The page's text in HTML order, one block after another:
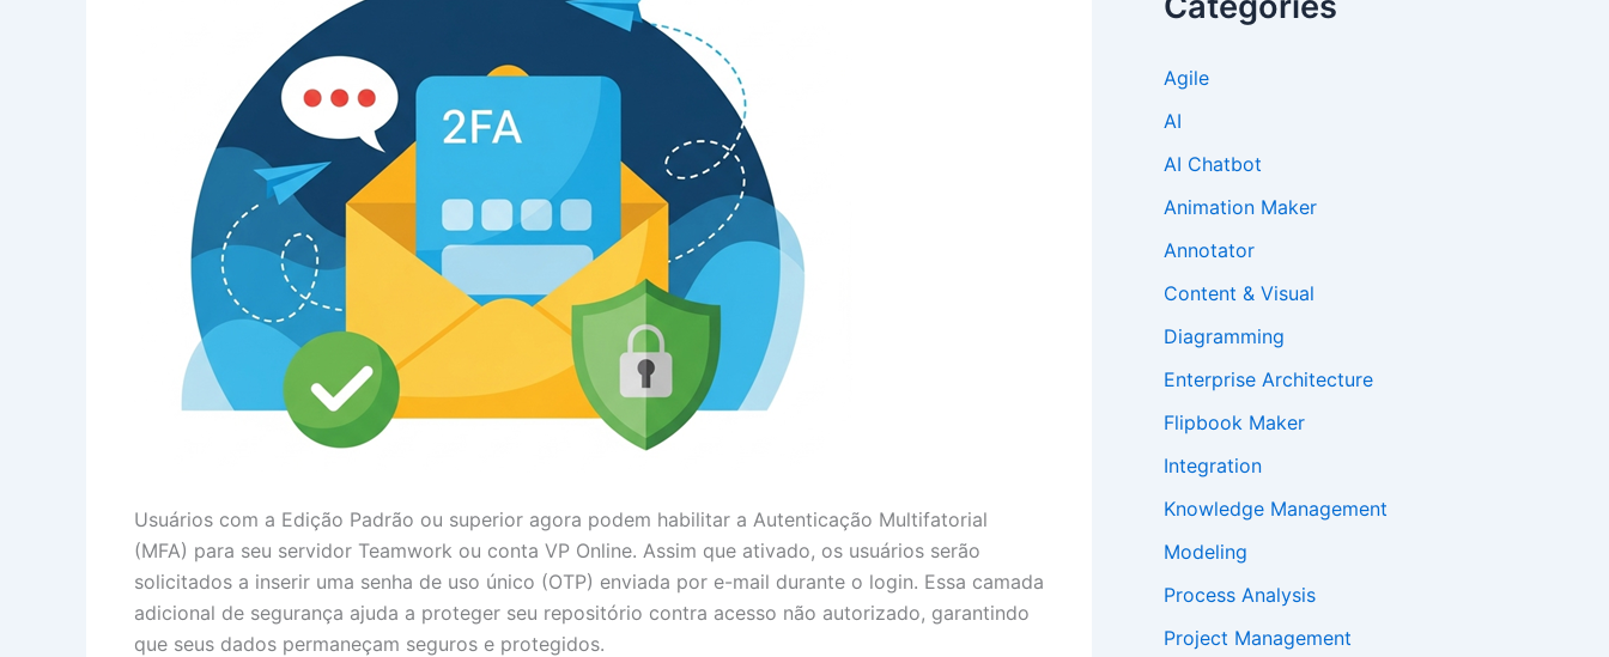
Usuários com a Edição Padrão ou superior agora podem habilitar a Autenticação Multifatorial
(MFA) para seu servidor Teamwork ou conta VP Online. Assim que ativado, os usuários serão
solicitados a inserir uma senha de uso único (OTP) enviada por e-mail durante o login. Essa camada
adicional de segurança ajuda a proteger seu repositório contra acesso não autorizado, garantindo
que seus dados permaneçam seguros e protegidos.
Agile
AI
AI Chatbot
Animation Maker
Annotator
Content & Visual
Diagramming
Enterprise Architecture
Flipbook Maker
Integration
Knowledge Management
Modeling
Process Analysis
Project Management